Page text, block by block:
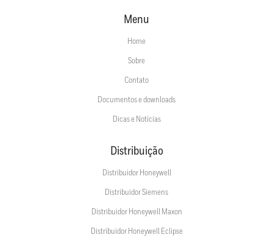
Menu
Home
Sobre
Contato
Documentos e downloads
Dicas e Notícias
Distribuição
Distribuidor Honeywell
Distribuidor Siemens
Distribuidor Honeywell Maxon
Distribuidor Honeywell Eclipse